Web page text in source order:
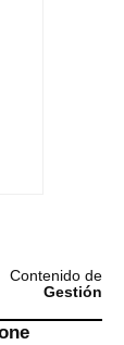
Contenido de
Gestión